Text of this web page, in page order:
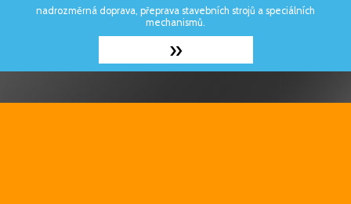
nadrozměrná doprava, přeprava stavebních strojů a speciálních
mechanismů.
»